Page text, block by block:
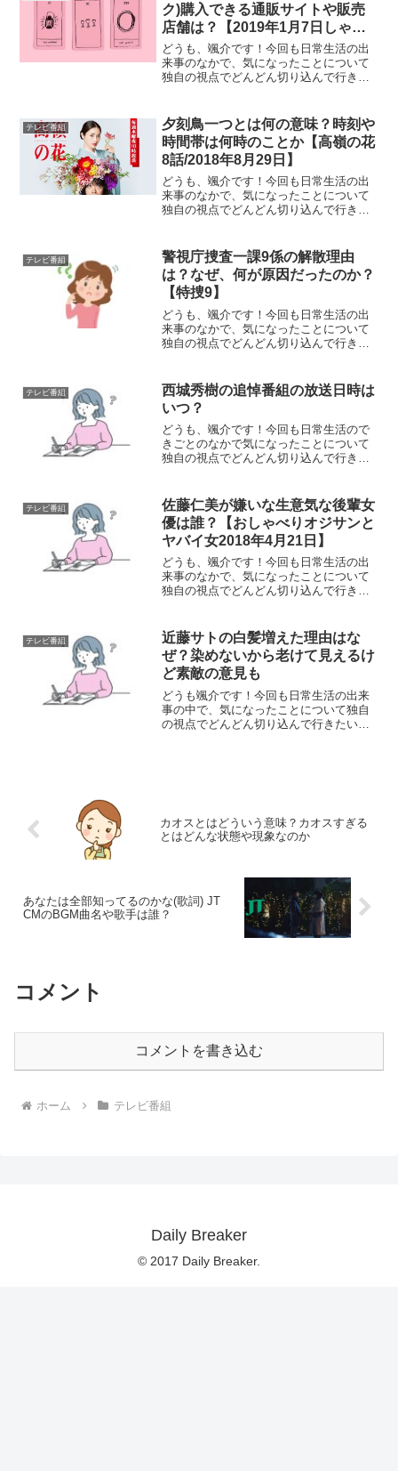
ク)購入できる通販サイトや販売
店舗は？【2019年1月7日しゃべ
くり007】
どうも、颯介です！今回も日常生活の出
来事のなかで、気になったことについて
独自の視点でどんどん切り込んで行きた
年1月7日に放送された『しゃべくり007』
で渡辺直美さん...
テレビ番組
夕刻鳥一つとは何の意味？時刻や
時間帯は何時のことか【高嶺の花
8話/2018年8月29日】
どうも、颯介です！今回も日常生活の出
来事のなかで、気になったことについて
独自の視点でどんどん切り込んで行きた
は、2018年8月29日に放送されたドラマ
『高嶺の花』の第8話...
テレビ番組
警視庁捜査一課9係の解散理由
は？なぜ、何が原因だったのか？
【特捜9】
どうも、颯介です！今回も日常生活の出
来事のなかで、気になったことについて
独自の視点でどんどん切り込んで行きた
ラマ『警視庁捜査一課9係』で9係がなぜ
解散したのか、その理由...
テレビ番組
西城秀樹の追悼番組の放送日時は
いつ？
どうも、颯介です！今回も日常生活ので
きごとのなかで気になったことについて
独自の視点でどんどん切り込んで行きた
は、西城秀樹さんの追悼番組の放送がい
つなのかと言うことについて...
テレビ番組
佐藤仁美が嫌いな生意気な後輩女
優は誰？【おしゃべりオジサンと
ヤバイ女2018年4月21日】
どうも、颯介です！今回も日常生活の出
来事のなかで、気になったことについて
独自の視点でどんどん切り込んで行きた
テレビ東京系のバラエティ番組『おしゃ
べりオジサンとヤバい女』...
テレビ番組
近藤サトの白髪増えた理由はな
ぜ？染めないから老けて見えるけ
ど素敵の意見も
どうも颯介です！今回も日常生活の出来
事の中で、気になったことについて独自
の視点でどんどん切り込んで行きたいと
カオスとはどういう意味？カオスすぎる
とはどんな状態や現象なのか
あなたは全部知ってるのかな(歌詞) JT
CMのBGM曲名や歌手は誰？
コメント
コメントを書き込む
ホーム テレビ番組
Daily Breaker
© 2017 Daily Breaker.